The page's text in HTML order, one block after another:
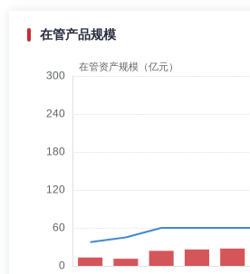
在管产品规模